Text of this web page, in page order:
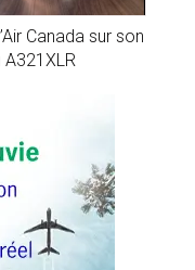
Canada sur son